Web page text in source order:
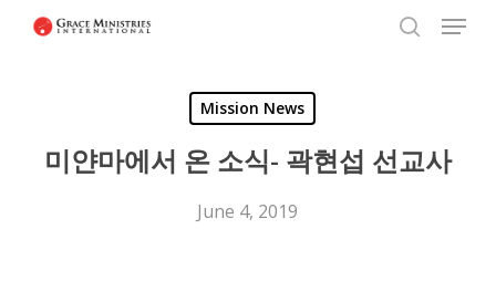
Menu
Mission News
미얀마에서 온 소식- 곽현섭 선교사
June 4, 2019